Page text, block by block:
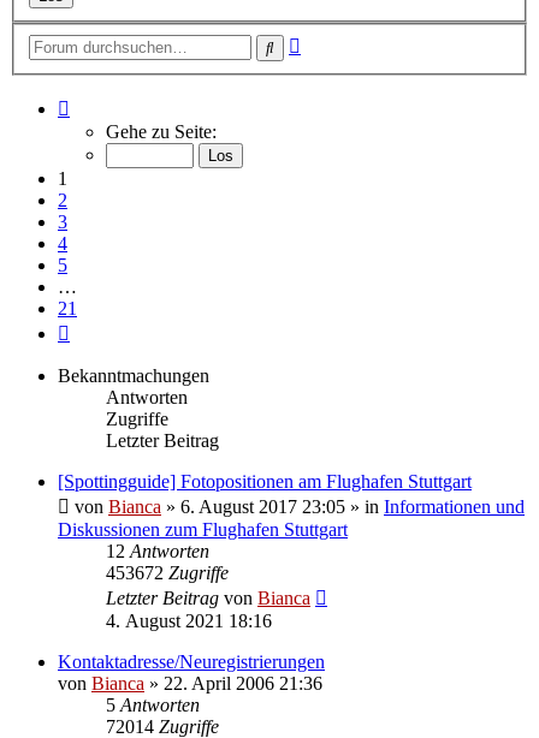
Suche
von
Gehe zu Seite:
1
2
3
4
5
…
21
Bekanntmachungen
Antworten
Zugriffe
Letzter Beitrag
[Spottingguide] Fotopositionen am Flughafen Stuttgart
von Bianca » 6. August 2017 23:05 » in Informationen und
Diskussionen zum Flughafen Stuttgart
12 Antworten
453672 Zugriffe
Letzter Beitrag von Bianca
4. August 2021 18:16
Kontaktadresse/Neuregistrierungen
von Bianca » 22. April 2006 21:36
5 Antworten
72014 Zugriffe